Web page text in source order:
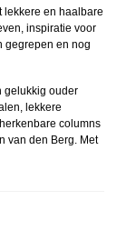
lekkere en haalbare
inspiratie voor
gegrepen en nog
gelukkig ouder
lekkere
columns
van den Berg. Met